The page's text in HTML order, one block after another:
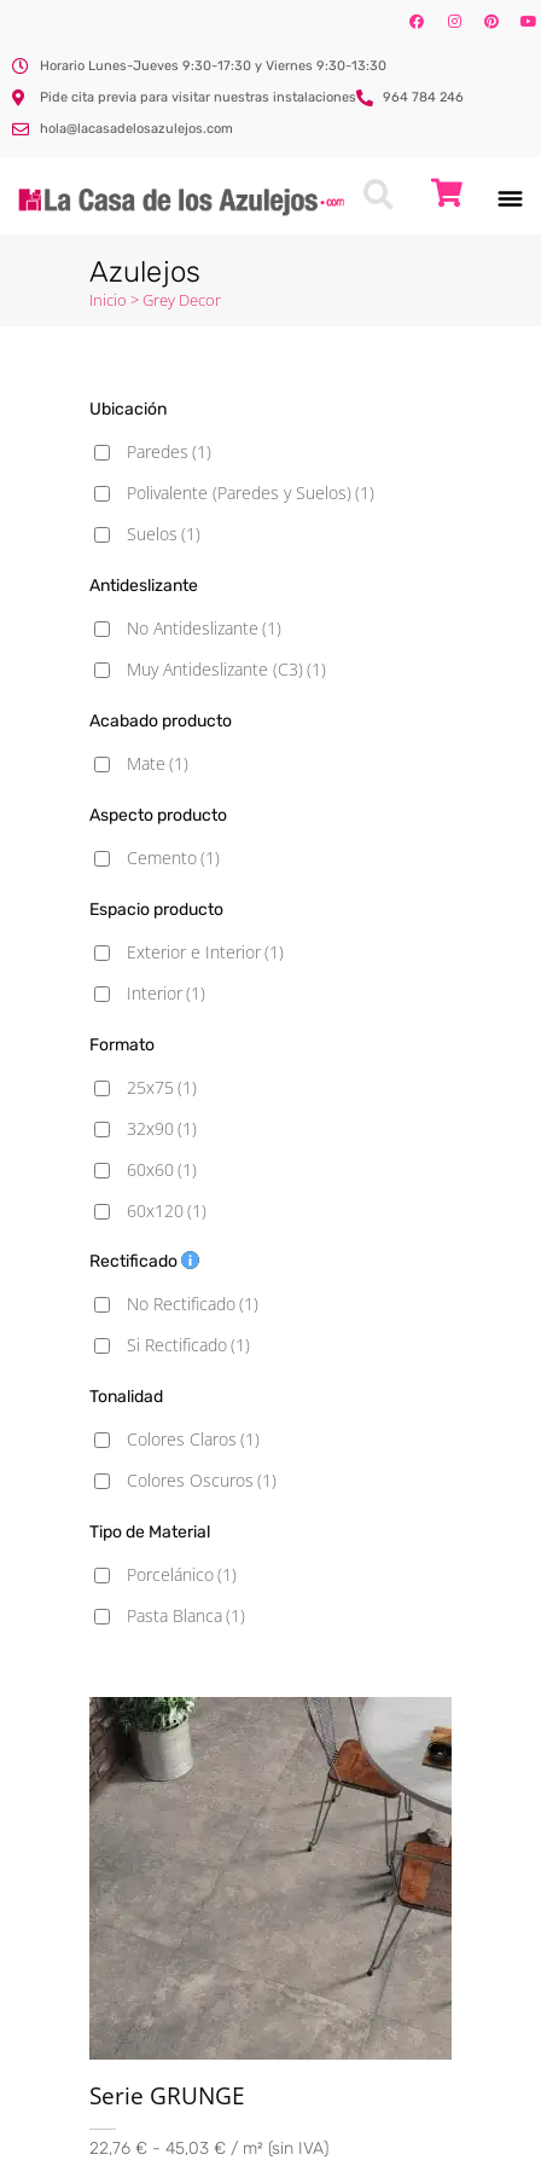
Horario Lunes-Jueves 9:30-17:30 y Viernes 9:30-13:30
Pide cita previa para visitar nuestras instalaciones
964 784 246
hola@lacasadelosazulejos.com
Azulejos
Inicio >Grey Decor
Ubicación
Paredes (1)
Polivalente (Paredes y Suelos)(1)
Suelos (1)
Antideslizante
No Antideslizante (1)
Muy Antideslizante (C3)(1)
Acabado producto
Mate (1)
Aspecto producto
Cemento(1)
Espacio producto
Exterior e Interior(1)
Interior(1)
Formato
25x75 (1)
32x90 (1)
60x60 (1)
60x120 (1)
90x90 (1)
Rectificado
No Rectificado(1)
Si Rectificado(1)
Tonalidad
Colores Claros (1)
Colores Oscuros (1)
Tipo de Material
Porcelánico(1)
Pasta Blanca(1)
Serie GRUNGE
22,76 € - 45,03 € / m² (sin IVA)